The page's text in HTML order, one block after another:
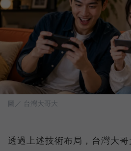
圖／ 台灣大哥大
透過上述技術布局，台灣大